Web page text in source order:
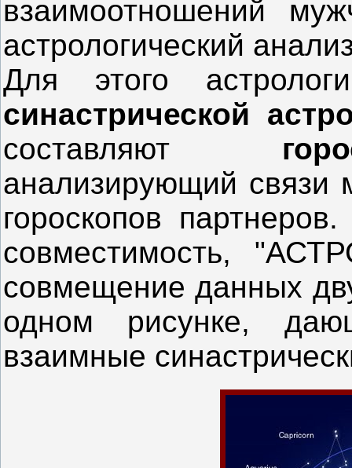
взаимоотношений
астрологический
Для этого
синастрической
составляют
анализирующий связи
гороскопов
совместимость,
совмещение данных
одном рисунке,
взаимные